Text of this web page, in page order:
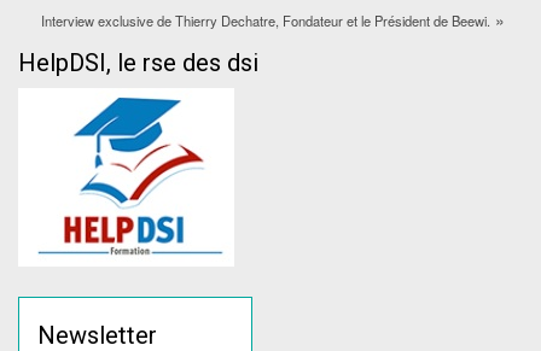
Interview exclusive de Thierry Dechatre, Fondateur et le Président de Beewi. »
HelpDSI, le rse des dsi
Newsletter